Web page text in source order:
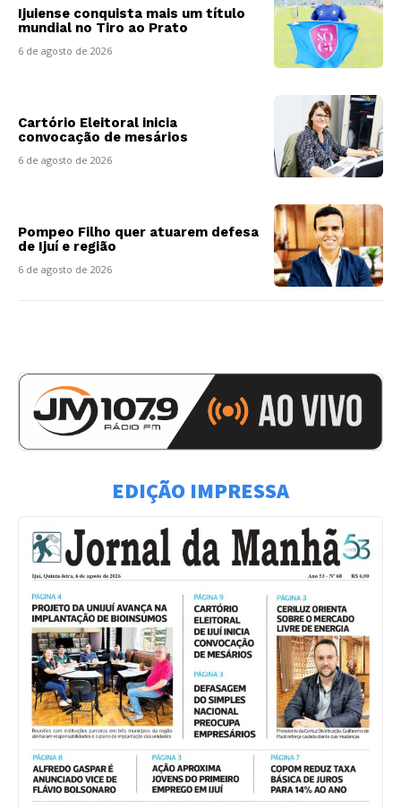
Ijuiense conquista mais um título
mundial no Tiro ao Prato
6 de agosto de 2026
Cartório Eleitoral inicia
convocação de mesários
6 de agosto de 2026
Pompeo Filho quer atuarem defesa
de Ijuí e região
6 de agosto de 2026
EDIÇÃO IMPRESSA